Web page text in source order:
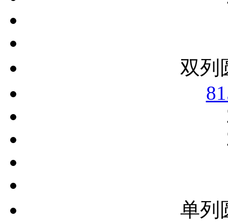
双列
单列